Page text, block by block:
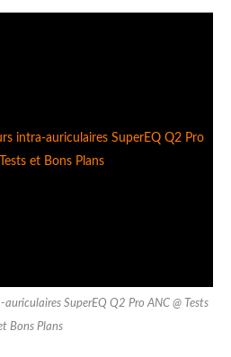
SuperEQ Q2 Pro ANC @ Tests
Bons Plans